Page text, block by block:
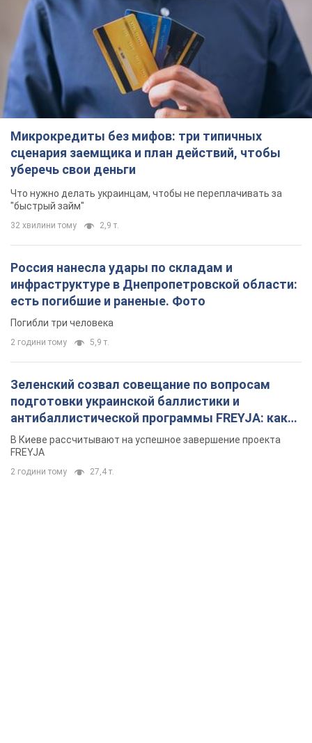
Микрокредиты без мифов: три типичных
сценария заемщика и план действий, чтобы
уберечь свои деньги
Что нужно делать украинцам, чтобы не переплачивать за
"быстрый займ"
32 хвилини тому 2,9 т.
Россия нанесла удары по складам и
инфраструктуре в Днепропетровской области:
есть погибшие и раненые. Фото
Погибли три человека
2 години тому 5,9 т.
Зеленский созвал совещание по вопросам
подготовки украинской баллистики и
антибаллистической программы FREYJA: какие
решения готовятся
В Киеве рассчитывают на успешное завершение проекта
FREYJA
2 години тому 27,4 т.